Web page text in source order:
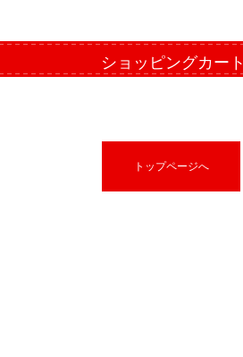
ショッピングカート
トップページへ